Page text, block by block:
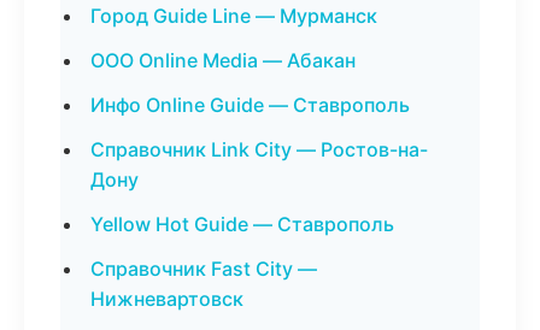
Город Guide Line — Мурманск
ООО Online Media — Абакан
Инфо Online Guide — Ставрополь
Справочник Link City — Ростов-на-
Дону
Yellow Hot Guide — Ставрополь
Справочник Fast City —
Нижневартовск